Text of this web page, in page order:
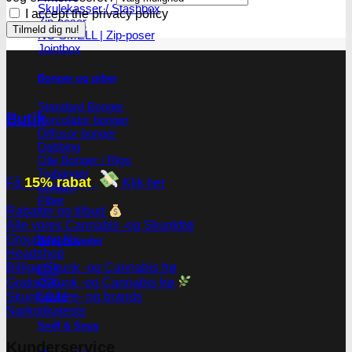
Skulekasser / Stashbox
Zip-poser
NO SMELL | Zip-poser
Jointbox
Bonger og piber
Standard Bonger
Percolator bonger
Diffusor bonger
Dabbing
Olie Bonger / Rigs
Tjubanger
Chillum
Piber
Bonghoveder
Ø17
Ø20
SG14
Sniff & Snus
I accept the privacy policy
Butik
Få 15% rabat Klik her
Rabatter og tilbud
Alle vores Cannabis -og Skunkfrø
Groudstyr
Headshop
Billige Skunk -og Cannabis frø
Gratis Skunk -og Cannabis frø
Skunk avlere- og brands
Narkotikatests
Kunderservice